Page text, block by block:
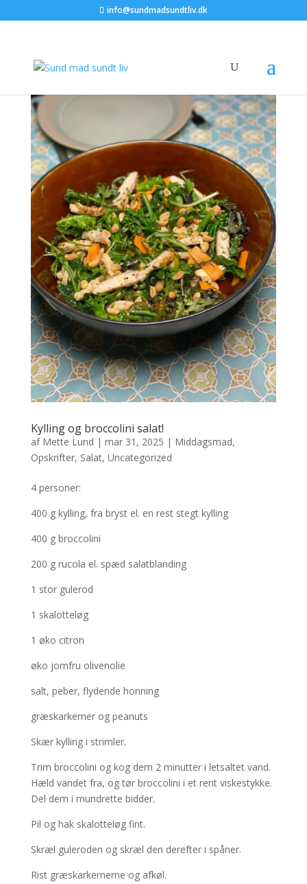
info@sundmadsundtliv.dk
Kylling og broccolini salat!
af Mette Lund | mar 31, 2025 | Middagsmad,
Opskrifter, Salat, Uncategorized
4 personer:
400 g kylling, fra bryst el. en rest stegt kylling
400 g broccolini
200 g rucola el. spæd salatblanding
1 stor gulerod
1 skalotteløg
1 øko citron
øko jomfru olivenolie
salt, peber, flydende honning
græskarkerner og peanuts
Skær kylling i strimler.
Trim broccolini og kog dem 2 minutter i letsaltet vand.
Hæld vandet fra, og tør broccolini i et rent viskestykke.
Del dem i mundrette bidder.
Pil og hak skalotteløg fint.
Skræl guleroden og skræl den derefter i spåner.
Rist græskarkernerne og afkøl.